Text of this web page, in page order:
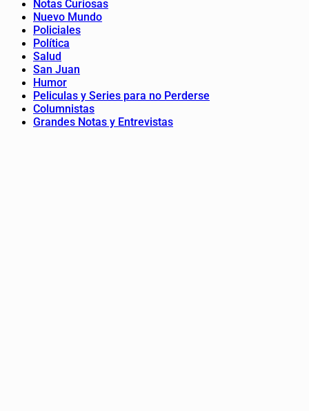
Notas Curiosas
Nuevo Mundo
Policiales
Política
Salud
San Juan
Humor
Peliculas y Series para no Perderse
Columnistas
Grandes Notas y Entrevistas